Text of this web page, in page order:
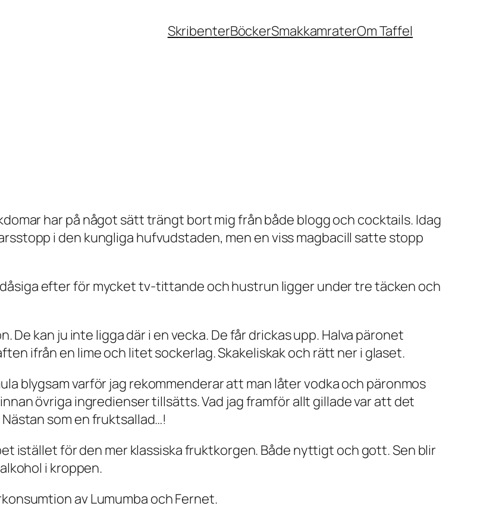
SkribenterBöckerSmakkamraterOm Taffel
har på något sätt trängt bort mig från både blogg och cocktails. Idag
i den kungliga hufvudstaden, men en viss magbacill satte stopp
efter för mycket tv-tittande och hustrun ligger under tre täcken och
De kan ju inte ligga där i en vecka. De får drickas upp. Halva päronet
ifrån en lime och litet sockerlag. Skakeliskak och rätt ner i glaset.
blygsam varför jag rekommenderar att man låter vodka och päronmos
övriga ingredienser tillsätts. Vad jag framför allt gillade var att det
som en fruktsallad…!
istället för den mer klassiska fruktkorgen. Både nyttigt och gott. Sen blir
i kroppen.
av Lumumba och Fernet.